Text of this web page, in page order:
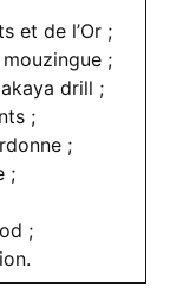
et de l’Or ;
;
drill ;
;
;
;
;